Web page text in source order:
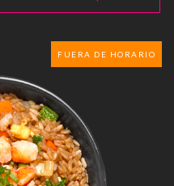
FUERA DE HORARIO